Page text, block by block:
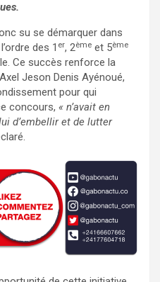
su se démarquer dans
des 1 er, 2ème et 5ème
Ce succès renforce la
Jeson Denis Ayénoué,
pour qui
concours, « n’avait en
d’embellir et de lutter